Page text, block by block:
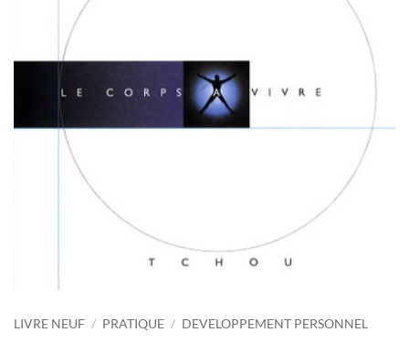
LIVRE NEUF / PRATIQUE / DEVELOPPEMENT PERSONNEL